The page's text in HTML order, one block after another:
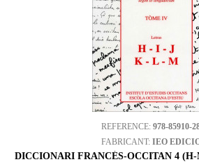
REFERENCE: 978-85910-
FABRICANT: IEO
DICCIONARI FRANCÉS-OCCITAN 4